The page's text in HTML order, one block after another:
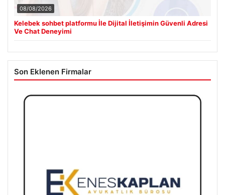
08/08/2026
Kelebek sohbet platformu İle Dijital İletişimin Güvenli Adresi
Ve Chat Deneyimi
Son Eklenen Firmalar